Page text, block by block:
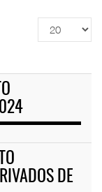
Cantidad
a
DE